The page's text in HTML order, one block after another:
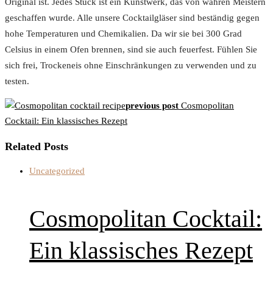
Original ist. Jedes Stück ist ein Kunstwerk, das von wahren Meistern
geschaffen wurde. Alle unsere Cocktailgläser sind beständig gegen
hohe Temperaturen und Chemikalien. Da wir sie bei 300 Grad
Celsius in einem Ofen brennen, sind sie auch feuerfest. Fühlen Sie
sich frei, Trockeneis ohne Einschränkungen zu verwenden und zu
testen.
Beitragsnavigation previous post Cosmopolitan
Cocktail: Ein klassisches Rezept
Related Posts
Uncategorized
Cosmopolitan Cocktail:
Ein klassisches Rezept